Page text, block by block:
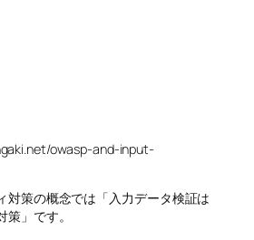
owasp-and-input-
対策の概念では「入力データ検証は
」です。